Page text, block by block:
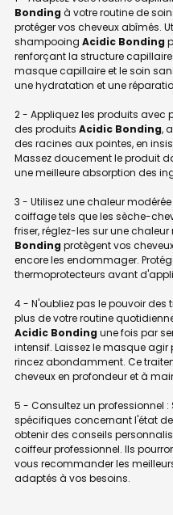
Bonding à votre routine de
protéger vos cheveux abîmés.
shampooing Acidic Bonding
renforçant la structure
masque capillaire et le soin
une hydratation et une
2 - Appliquez les produits avec
des produits Acidic Bonding,
des racines aux pointes, en
Massez doucement le produit
une meilleure absorption des
3 - Utilisez une chaleur
coiffage tels que les sèche-
friser, réglez-les sur une chaleur
Bonding protègent vos
encore les endommager.
thermoprotecteurs avant
4 - N'oubliez pas le pouvoir
plus de votre routine
Acidic Bonding une fois par
intensif. Laissez le masque
rincez abondamment. Ce
cheveux en profondeur et à
5 - Consultez un professionnel
spécifiques concernant l'état
obtenir des conseils
coiffeur professionnel. Ils
vous recommander les
adaptés à vos besoins.